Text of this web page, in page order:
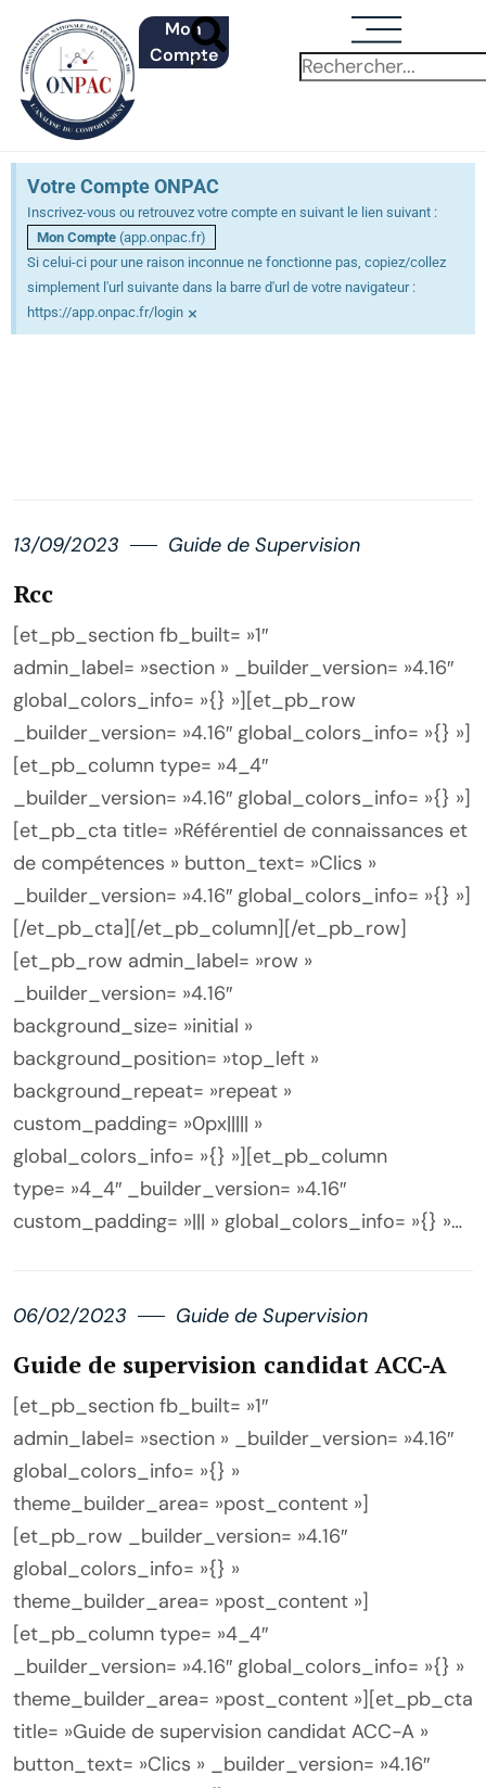
Mon
Compte
Votre Compte ONPAC
Inscrivez-vous ou retrouvez votre compte en suivant le lien suivant :
Mon Compte (app.onpac.fr)
Si celui-ci pour une raison inconnue ne fonctionne pas, copiez/collez
simplement l'url suivante dans la barre d'url de votre navigateur :
https://app.onpac.fr/login ×
13/09/2023 Guide de Supervision
Rcc
[et_pb_section fb_built= »1″
admin_label= »section » _builder_version= »4.16″
global_colors_info= »{} »][et_pb_row
_builder_version= »4.16″ global_colors_info= »{} »]
[et_pb_column type= »4_4″
_builder_version= »4.16″ global_colors_info= »{} »]
[et_pb_cta title= »Référentiel de connaissances et
de compétences » button_text= »Clics »
_builder_version= »4.16″ global_colors_info= »{} »]
[/et_pb_cta][/et_pb_column][/et_pb_row]
[et_pb_row admin_label= »row »
_builder_version= »4.16″
background_size= »initial »
background_position= »top_left »
background_repeat= »repeat »
custom_padding= »0px||||| »
global_colors_info= »{} »][et_pb_column
type= »4_4″ _builder_version= »4.16″
custom_padding= »||| » global_colors_info= »{} »…
06/02/2023 Guide de Supervision
Guide de supervision candidat ACC-A
[et_pb_section fb_built= »1″
admin_label= »section » _builder_version= »4.16″
global_colors_info= »{} »
theme_builder_area= »post_content »]
[et_pb_row _builder_version= »4.16″
global_colors_info= »{} »
theme_builder_area= »post_content »]
[et_pb_column type= »4_4″
_builder_version= »4.16″ global_colors_info= »{} »
theme_builder_area= »post_content »][et_pb_cta
title= »Guide de supervision candidat ACC-A »
button_text= »Clics » _builder_version= »4.16″